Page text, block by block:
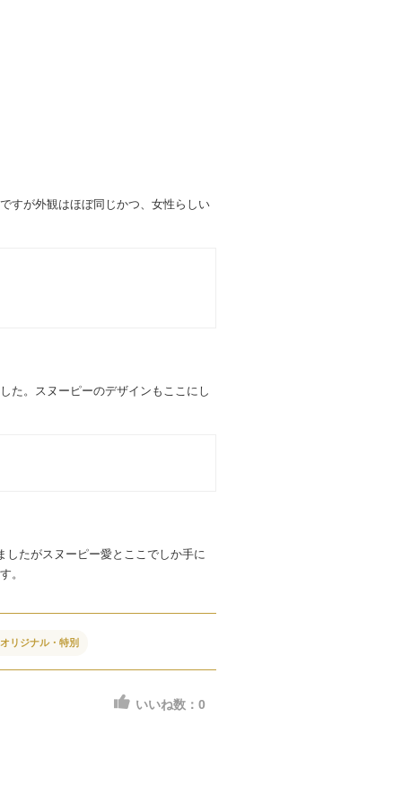
すが外観はほぼ同じかつ、女性らしい
た。スヌーピーのデザインもここにし
したがスヌーピー愛とここでしか手に
。
リジナル・特別
いいね数： 0